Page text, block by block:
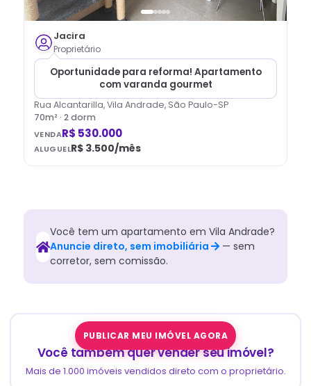
Jacira
Proprietário
Oportunidade para reforma! Apartamento
com varanda gourmet
Rua Alcantarilla, Vila Andrade, São Paulo-SP
70m² · 2dorm
VENDAR$ 530.000
ALUGUELR$ 3.500/mês
Você tem um apartamento em Vila Andrade?
Anuncie direto, sem imobiliária
— sem
corretor, sem comissão.
PUBLICAR MEU IMÓVEL AGORA
Você também quer vender seu imóvel?
Mais de 1.000 imóveis vendidos direto com o proprietário.